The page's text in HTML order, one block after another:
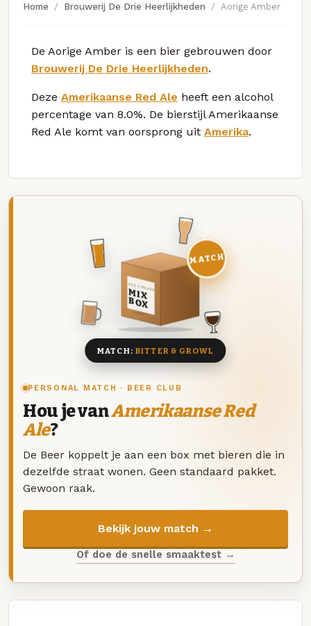
Home Brouwerij De Drie Heerlijkheden Aorige Amber
De Aorige Amber is een bier gebrouwen door
Brouwerij De Drie Heerlijkheden.
Deze Amerikaanse Red Ale heeft een alcohol
percentage van 8.0%. De bierstijl Amerikaanse
Red Ale komt van oorsprong uit Amerika.
PERSONAL MATCH · BEER CLUB
Hou je vanAmerikaanse Red
Ale?
De Beer koppelt je aan een box met bieren die in
dezelfde straat wonen. Geen standaard pakket.
Gewoon raak.
Bekijk jouw match →
Of doe de snelle smaaktest →
DEZE MAAND
MIX
BOX
8 BIEREN
MATCH
MATCH: BITTER & GROWL